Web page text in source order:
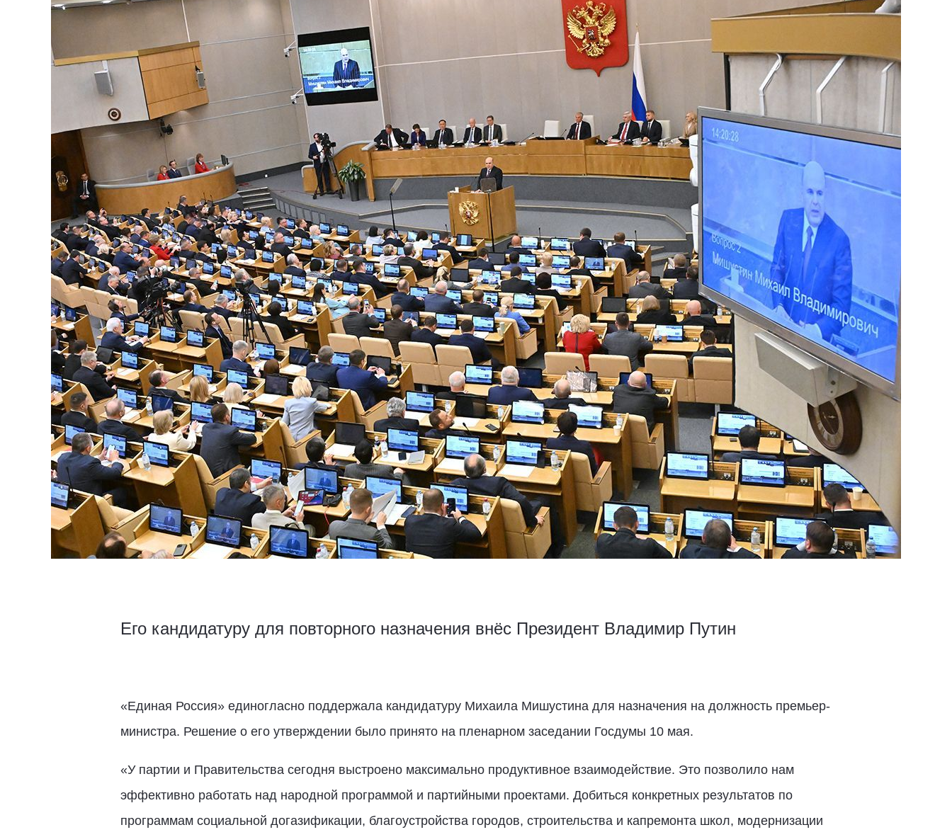
Его кандидатуру для повторного назначения внёс Президент Владимир Путин
«Единая Россия» единогласно поддержала кандидатуру Михаила Мишустина для назначения на должность премьер-
министра. Решение о его утверждении было принято на пленарном заседании Госдумы 10 мая.
«У партии и Правительства сегодня выстроено максимально продуктивное взаимодействие. Это позволило нам
эффективно работать над народной программой и партийными проектами. Добиться конкретных результатов по
программам социальной догазификации, благоустройства городов, строительства и капремонта школ, модернизации